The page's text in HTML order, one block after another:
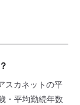
スカネットの平
・平均勤続年数